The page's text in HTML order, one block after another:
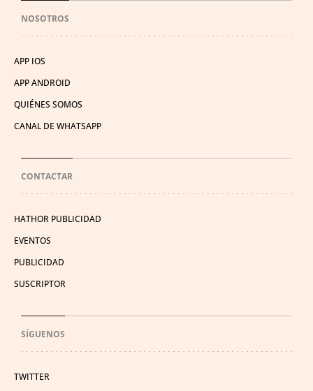
NOSOTROS
APP IOS
APP ANDROID
QUIÉNES SOMOS
CANAL DE WHATSAPP
CONTACTAR
HATHOR PUBLICIDAD
EVENTOS
PUBLICIDAD
SUSCRIPTOR
SÍGUENOS
TWITTER